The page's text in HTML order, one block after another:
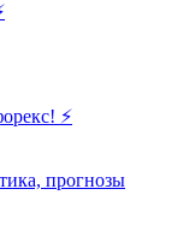
⚡
прогнозы